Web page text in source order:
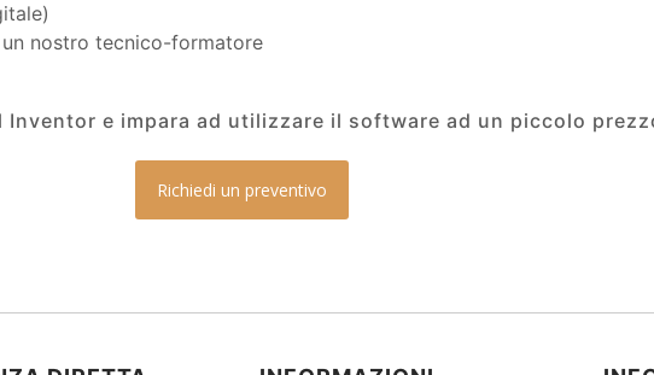
nostro tecnico-formatore
e impara ad utilizzare il software ad un piccolo
Richiedi un preventivo